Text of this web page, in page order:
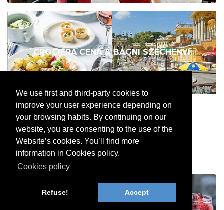
We use first and third-party cookies to
improve your user experience depending on
your browsing habits. By continuing on our
website, you are consenting to the use of the
Website’s cookies. You’ll find more
information in Cookies policy.
Cookies policy
Refuse! Accept
CROCIERA CENA & BAGNI SZÉCHENYI
TOP BUDAPEST